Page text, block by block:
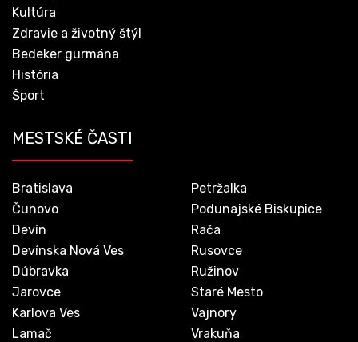
Kultúra
Zdravie a životný štýl
Bedeker gurmána
História
Šport
MESTSKÉ ČASTI
Bratislava
Čunovo
Devín
Devínska Nová Ves
Dúbravka
Jarovce
Karlova Ves
Lamač
Petržalka
Podunajské Biskupice
Rača
Rusovce
Ružinov
Staré Mesto
Vajnory
Vrakuňa